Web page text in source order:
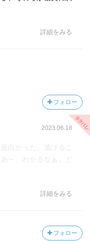
詳細をみる
フォロー
2023.06.18
白かった。逃げるこ
～、わかるなぁ。ど
詳細をみる
フォロー